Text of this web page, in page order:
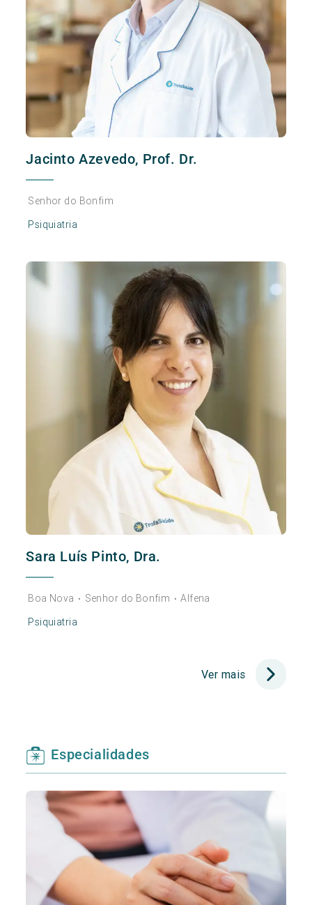
Jacinto Azevedo, Prof. Dr.
Senhor do Bonfim
Psiquiatria
Sara Luís Pinto, Dra.
Boa Nova • Senhor do Bonfim • Alfena
Psiquiatria
Ver mais
Especialidades